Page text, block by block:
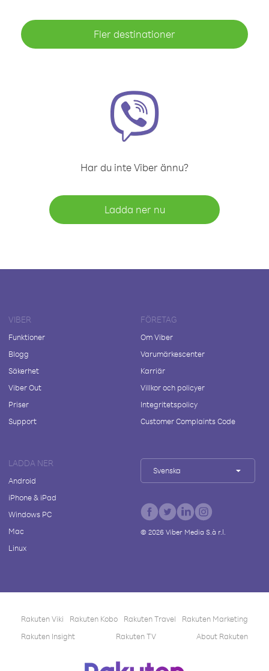
Fler destinationer
Har du inte Viber ännu?
Ladda ner nu
VIBER
Funktioner
Blogg
Säkerhet
Viber Out
Priser
Support
FÖRETAG
Om Viber
Varumärkescenter
Karriär
Villkor och policyer
Integritetspolicy
Customer Complaints Code
LADDA NER
Android
iPhone & iPad
Windows PC
Mac
Linux
Svenska
© 2026Viber Media S.à r.l.
Rakuten Viki Rakuten Kobo Rakuten Travel
Rakuten Marketing
Rakuten Insight
Rakuten TV About Rakuten